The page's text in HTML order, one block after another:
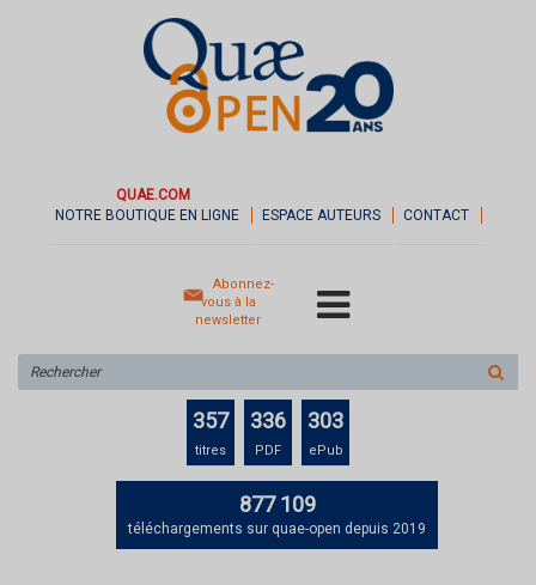
QUAE.COM
NOTRE BOUTIQUE EN LIGNE
ESPACE AUTEURS CONTACT
Abonnez-
vous à la
newsletter
sur
le
357
titres
336
PDF
303
ePub
877 109
téléchargements sur quae-open depuis 2019